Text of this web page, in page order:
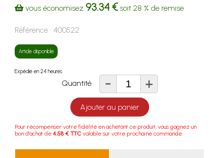
vous économisez 93.34 €soit 28 % de remise
Référence : 400522
Article disponible
Expédié en 24 heures
Quantité - +
Ajouter au panier
Pour récompenser votre fidélité en achetant ce produit, vous gagnez un
bon d'achat de 4.58 € TTC valable sur votre prochaine commande.